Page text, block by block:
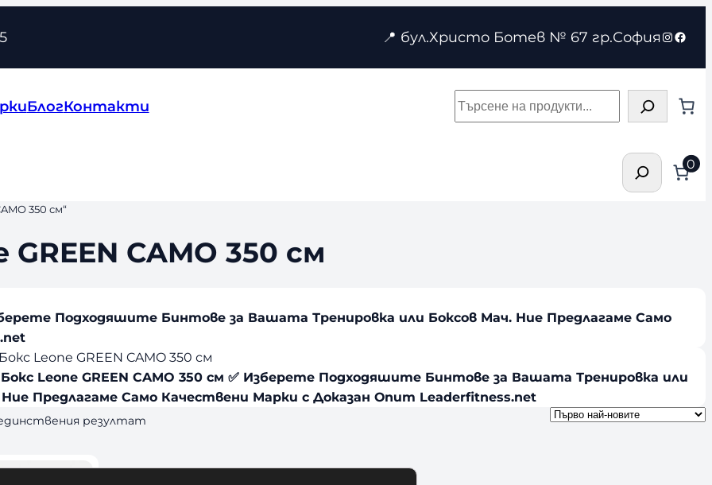
📍 бул.Христо Ботев № 67 гр.София
БлогКонтакти Търсене
Търсене0
350 см“
CAMO 350 см
Подходяшите Бинтове за Вашата Тренировка или Боксов Мач. Ние Предлагаме Само
Leone GREEN CAMO 350 см
Leone GREEN CAMO 350 см ✅ Изберете Подходяшите Бинтове за Вашата Тренировка или
Ние Предлагаме Само Качествени Марки с Доказан Опит Leaderfitness.net
резултат